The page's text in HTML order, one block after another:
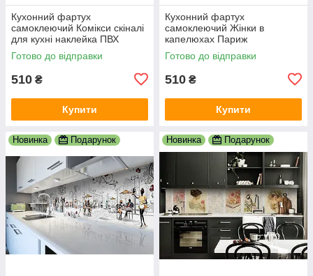
Кухонний фартух
самоклеючий Комікси скіналі
для кухні наклейка ПВХ
малюнок люди білий
600х2000 мм
Готово до відправки
510 ₴
Купити
Кухонний фартух
самоклеючий Жінки в
капелюхах Париж
мальований скіналі для кухні
наклейка ПВХ беж 600х2000
Готово до відправки
510 ₴
Купити
Новинка Подарунок Новинка Подарунок